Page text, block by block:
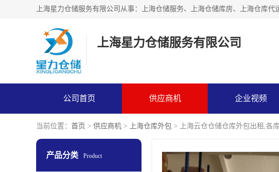
上海星力仓储服务有限公司
公司首页 供应商机 企业视频
当前位置： 首页 > 供应商机 > 上海仓库外包 > 上海云仓仓储仓库外包出租,各
产品分类 Product